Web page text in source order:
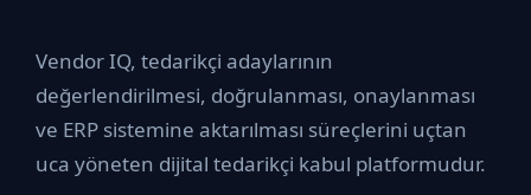
Vendor IQ, tedarikçi adaylarının
değerlendirilmesi, doğrulanması, onaylanması
ve ERP sistemine aktarılması süreçlerini uçtan
uca yöneten dijital tedarikçi kabul platformudur.